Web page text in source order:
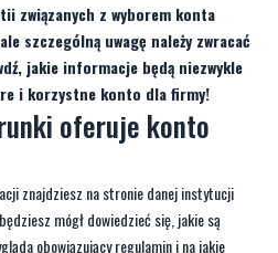
i korzystne konto dla firmy!
oferuje konto
znajdziesz na stronie danej instytucji
mógł dowiedzieć się, jakie są
obowiązujący regulamin i na jakie
przypadków niezbędne szczegóły
sposób, dzięki czemu bezpośrednie